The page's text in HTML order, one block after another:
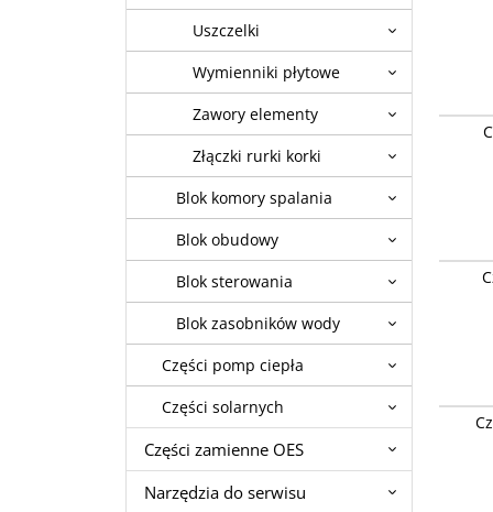
Czujnik
Czujnik
New
Uszczelki
Wymienniki płytowe
Zawory elementy
Złączki rurki korki
Blok komory spalania
Blok obudowy
Blok sterowania
Blok zasobników wody
Części pomp ciepła
Części solarnych
Części zamienne OES
Narzędzia do serwisu